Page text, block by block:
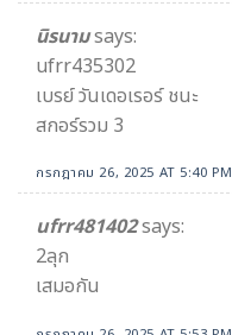
นิรนามsays:
ufrr435302
เบรย์ วันเดอเรอร์ ชนะ
สกอร์รวม 3
กรกฎาคม 26, 2025 AT 5:40 PM
ufrr481402says:
2ลุก
เสมอกัน